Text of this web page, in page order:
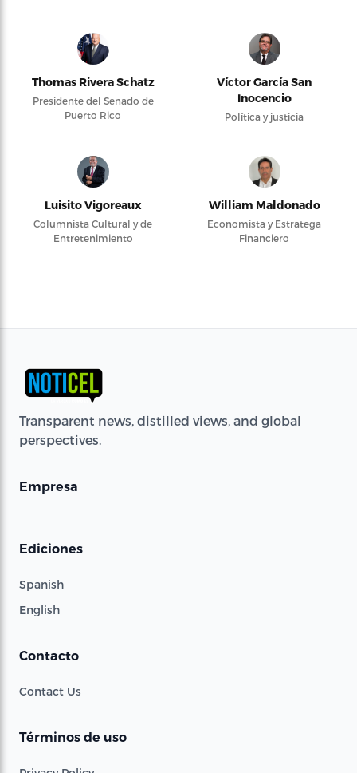
Thomas Rivera Schatz
Presidente del Senado de
Puerto Rico
Víctor García San
Inocencio
Política y justicia
Luisito Vigoreaux
Columnista Cultural y de
Entretenimiento
William Maldonado
Economista y Estratega
Financiero
Transparent news, distilled views, and global
perspectives.
Empresa
Ediciones
Spanish
English
Contacto
Contact Us
Términos de uso